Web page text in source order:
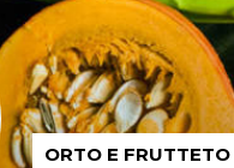
Passione
in ORTO E FRUTTETO